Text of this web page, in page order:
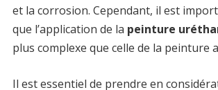
et la corrosion. Cependant, il est
que l’application de la peinture
plus complexe que celle de la peinture
Il est essentiel de prendre en